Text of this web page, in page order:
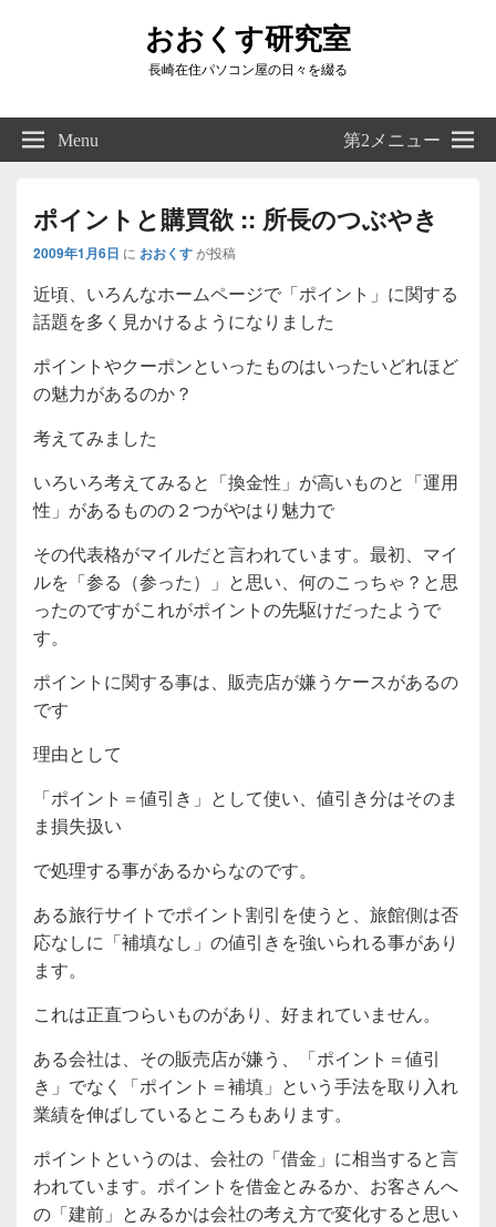
おおくす研究室
長崎在住パソコン屋の日々を綴る
Right
Sidebar
Widget
Menu 第2メニュー
ポイントと購買欲 :: 所長のつぶやき
2009年1月6日 に おおくすが投稿
近頃、いろんなホームページで「ポイント」に関する
話題を多く見かけるようになりました
ポイントやクーポンといったものはいったいどれほど
の魅力があるのか？
考えてみました
いろいろ考えてみると「換金性」が高いものと「運用
性」があるものの２つがやはり魅力で
その代表格がマイルだと言われています。最初、マイ
ルを「参る（参った）」と思い、何のこっちゃ？と思
ったのですがこれがポイントの先駆けだったようで
す。
ポイントに関する事は、販売店が嫌うケースがあるの
です
理由として
「ポイント＝値引き」として使い、値引き分はそのま
ま損失扱い
で処理する事があるからなのです。
ある旅行サイトでポイント割引を使うと、旅館側は否
応なしに「補填なし」の値引きを強いられる事があり
ます。
これは正直つらいものがあり、好まれていません。
ある会社は、その販売店が嫌う、「ポイント＝値引
き」でなく「ポイント＝補填」という手法を取り入れ
業績を伸ばしているところもあります。
ポイントというのは、会社の「借金」に相当すると言
われています。ポイントを借金とみるか、お客さんへ
の「建前」とみるかは会社の考え方で変化すると思い